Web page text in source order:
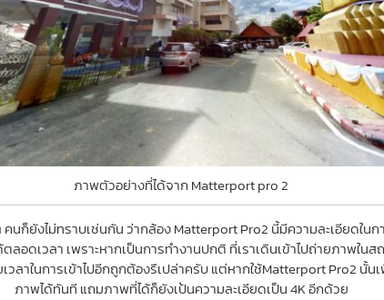
ภาพตัวอย่างที่ได้จาก Matterport pro 2
นก็ยังไม่ทราบเช่นกัน ว่ากล้อง Matterport Pro2 นี้มีความละเอียดใน
ดเวลา เพราะหากเป็นการทำงานปกติ ที่เราเดินเข้าไปถ่ายภาพใน
าในการเข้าไปอีกถูกต้องรึเปล่าครับ แต่หากใช้Matterport Pro2 นั้
ภาพได้ทันที แถมภาพที่ได้ก็ยังเป้นความละเอียดเป็น 4K อีกด้วย